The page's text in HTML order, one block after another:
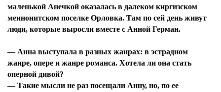
маленькой Анечкой оказалась в далеком киргизском
меннонитском поселке Орловка. Там по сей день живут
люди, которые выросли вместе с Анной Герман.
— Анна выступала в разных жанрах: в эстрадном
жанре, опере и жанре романса. Хотела ли она стать
оперной дивой?
— Такие мысли не раз посещали Анну, но, по ее